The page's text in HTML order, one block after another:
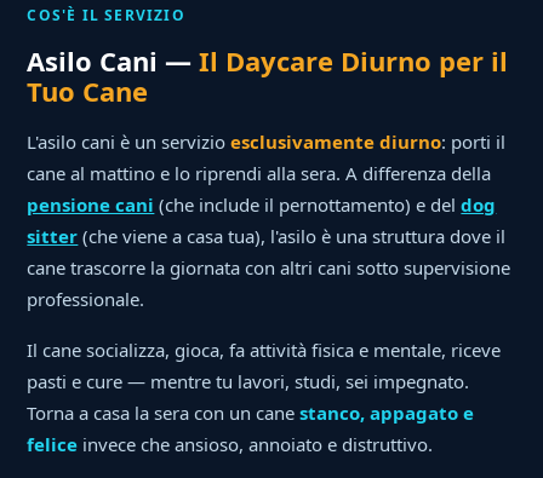
COS'È IL SERVIZIO
Asilo Cani —Il Daycare Diurno per il
Tuo Cane
L'asilo cani è un servizioesclusivamente diurno: porti il
cane al mattino e lo riprendi alla sera. A differenza della
pensione cani (che include il pernottamento) e deldog
sitter (che viene a casa tua), l'asilo è una struttura dove il
cane trascorre la giornata con altri cani sotto supervisione
professionale.
Il cane socializza, gioca, fa attività fisica e mentale, riceve
pasti e cure — mentre tu lavori, studi, sei impegnato.
Torna a casa la sera con un canestanco, appagato e
felice invece che ansioso, annoiato e distruttivo.